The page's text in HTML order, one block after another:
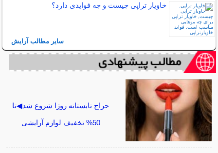
خاویار تراپی چیست و چه فوایدی دارد؟
سایر مطالب آرایش
حراج تابستانه روژا شروع شد◀تا
50% تخفیف لوازم آرایشی